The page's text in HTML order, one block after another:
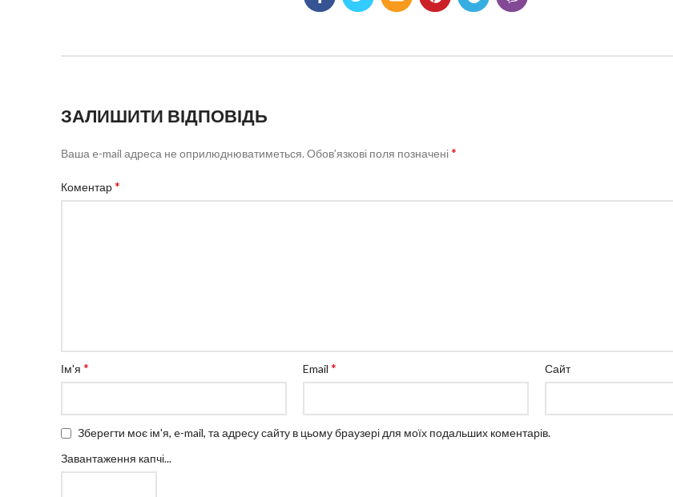
ЗАЛИШИТИ ВІДПОВІДЬ
Ваша e-mail адреса не оприлюднюватиметься. Обов’язкові поля позначені*
Коментар*
Ім'я * Email* Сайт
Зберегти моє ім'я, e-mail, та адресу сайту в цьому браузері для моїх подальших коментарів.
Завантаження капчі...